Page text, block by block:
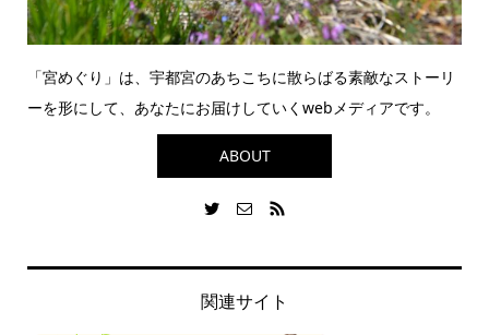
「宮めぐり」は、宇都宮のあちこちに散らばる素敵なストーリ
ーを形にして、あなたにお届けしていくwebメディアです。
ABOUT
関連サイト